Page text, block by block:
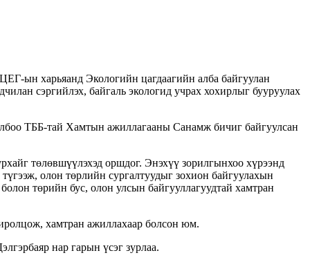
ын харьяанд Экологийн цагдаагийн алба байгуулан
сэргийлэх, байгаль экологид учрах хохирлыг бууруулах
ТББ-тай Хамтын ажиллагааны Санамж бичиг байгуулсан
төлөвшүүлэхэд оршдог. Энэхүү зорилгынхоо хүрээнд
олон төрлийн сургалтуудыг зохион байгуулахын
төрийн бус, олон улсын байгууллагуудтай хамтран
хамтран ажиллахаар болсон юм.
нар гарын үсэг зурлаа.